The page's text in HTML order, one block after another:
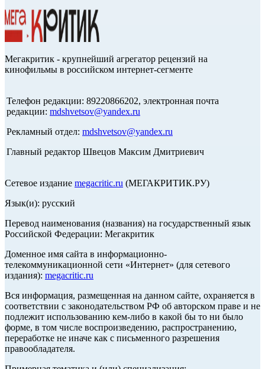
Мегакритик - крупнейший агрегатор рецензий на
кинофильмы в российском интернет-сегменте
Телефон редакции: 89220866202, электронная почта
редакции: mdshvetsov@yandex.ru
Рекламный отдел: mdshvetsov@yandex.ru
Главный редактор Швецов Максим Дмитриевич
Сетевое издание megacritic.ru (МЕГАКРИТИК.РУ)
Язык(и): русский
Перевод наименования (названия) на государственный язык
Российской Федерации: Мегакритик
Доменное имя сайта в информационно-
телекоммуникационной сети «Интернет» (для сетевого
издания): megacritic.ru
Вся информация, размещенная на данном сайте, охраняется в
соответствии с законодательством РФ об авторском праве и не
подлежит использованию кем-либо в какой бы то ни было
форме, в том числе воспроизведению, распространению,
переработке не иначе как с письменного разрешения
правообладателя.